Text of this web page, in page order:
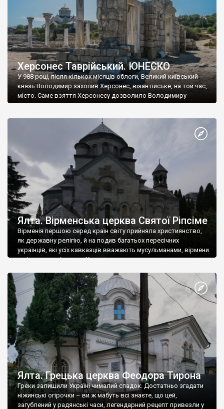
Херсонес Таврійський. ЮНЕСКО
У 988 році, після кількох місяців облоги, Великий київський
князь Володимир захопив Херсонес, візантійське, на той час,
місто. Саме взяття Херсонесу дозволило Володимиру
диктувати свої умови візантійському імператору Василю ІІ, та
Херсонесі Володимир-язичник, став Василем-християнином.
А потім було Хрещення Русі. На честь Херсонесу Таврійського
Ялта. Вірменська церква Святої Ріпсіме
Вірменія першою серед країн світу прийняла християнство,
як державну релігію, й на подив багатьох пересічних
українців, які усіх кавказців вважають мусульманами, вірмени
є відданими вірянами Христа
Ялта. Грецька церква Феодора Тирона
Греки залишили Україні чималий спадок. Достатньо згадати
ніжинські огірочки – ви ж мабуть всі знаєте, що цей,
загублений у радянські часи, легендарний рецепт привезли у